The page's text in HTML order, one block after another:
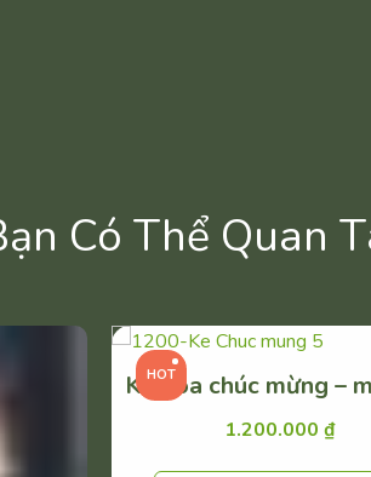
Có Thể Quan
HOT
Kệ hoa chúc mừng –
1.200.000 ₫